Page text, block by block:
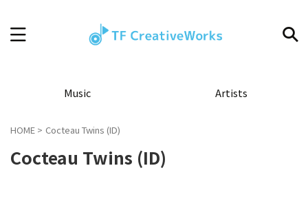
Music Artists
HOME > Cocteau Twins (ID)
Cocteau Twins (ID)